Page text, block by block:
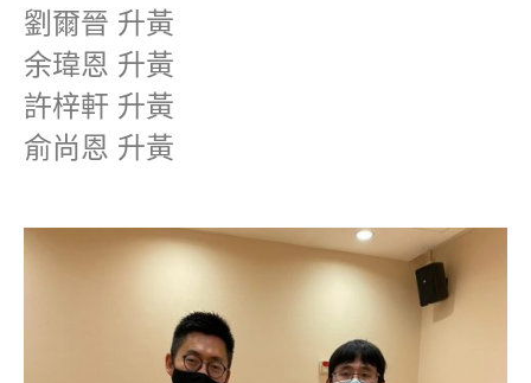
劉爾晉 升黃
余瑋恩 升黃
許梓軒 升黃
俞尚恩 升黃